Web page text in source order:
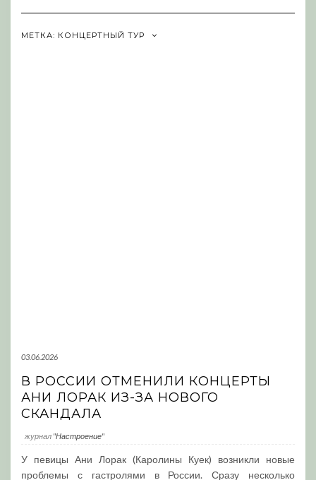
Navigation
МЕТКА: КОНЦЕРТНЫЙ ТУР
03.06.2026
В РОССИИ ОТМЕНИЛИ КОНЦЕРТЫ
АНИ ЛОРАК ИЗ-ЗА НОВОГО
СКАНДАЛА
журнал "Настроение"
У певицы Ани Лорак (Каролины Куек) возникли новые
проблемы с гастролями в России. Сразу несколько